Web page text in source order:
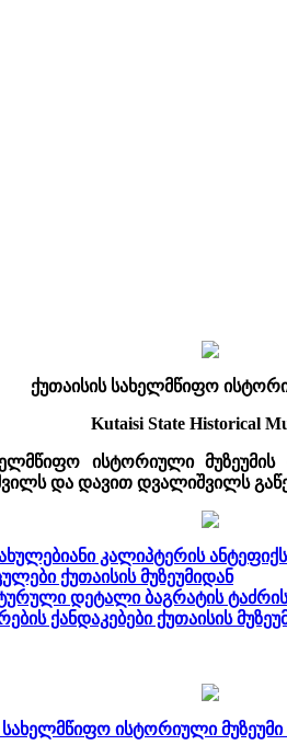
ქუთაისის სახელმწიფო
Kutaisi State Historical
ისტორიული
და დავით დვალიშვილს
კალიპტერის
ქუთაისის მუზეუმიდან
დეტალი ბაგრატის
ქანდაკებები ქუთაისის
სახელმწიფო ისტორიული მუზეუმი